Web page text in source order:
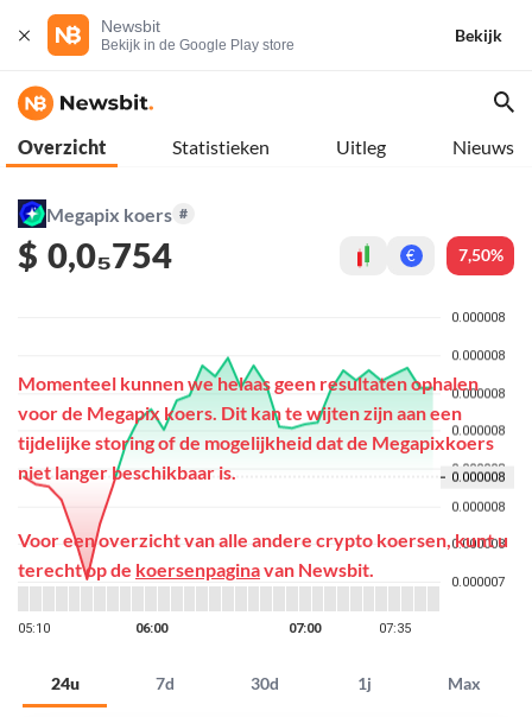
Newsbit
Bekijk in de Google Play store
Bekijk
Overzicht Statistieken Uitleg Nieuws
Megapix koers #
$ 0,0₅754 € 7,50%
24u 7d 30d 1j Max
Momenteel kunnen we helaas geen resultaten ophalen
voor de Megapix koers. Dit kan te wijten zijn aan een
tijdelijke storing of de mogelijkheid dat de Megapixkoers
niet langer beschikbaar is.
Voor een overzicht van alle andere crypto koersen, kunt u
terecht op de koersenpaginavan Newsbit.